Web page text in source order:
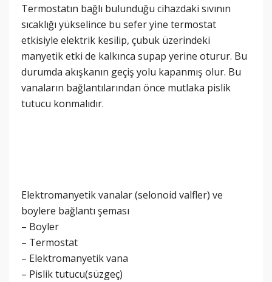
Termostatın bağlı bulunduğu cihazdaki sıvının
sıcaklığı yükselince bu sefer yine termostat
etkisiyle elektrik kesilip, çubuk üzerindeki
manyetik etki de kalkınca supap yerine oturur. Bu
durumda akışkanın geçiş yolu kapanmış olur. Bu
vanaların bağlantılarından önce mutlaka pislik
tutucu konmalıdır.
Elektromanyetik vanalar (selonoid valfler) ve
boylere bağlantı şeması
– Boyler
– Termostat
– Elektromanyetik vana
– Pislik tutucu(süzgeç)